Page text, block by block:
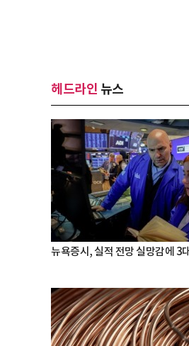
헤드라인 뉴스
뉴욕증시, 실적 전망 실망감에 3